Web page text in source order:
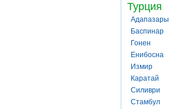
Турция
Адапазары
Баспинар
Гонен
Енибосна
Измир
Каратай
Силиври
Стамбул